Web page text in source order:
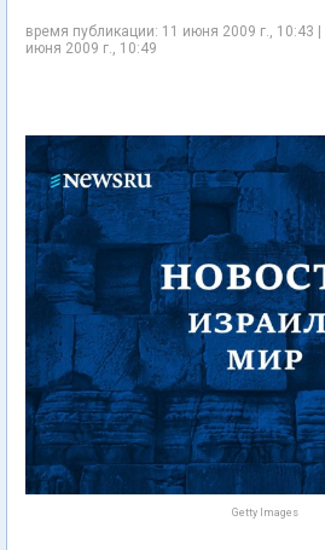
время публикации: 11 июня 2009 г., 10:43
июня 2009 г., 10:49
Getty Images